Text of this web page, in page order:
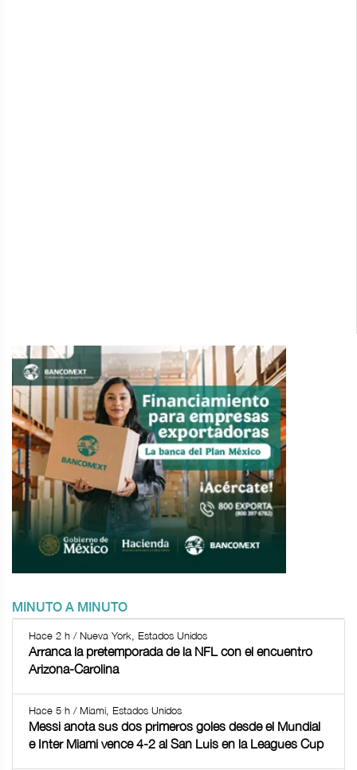
MINUTO A MINUTO
Hace 2 h / Nueva York, Estados Unidos
Arranca la pretemporada de la NFL con el encuentro
Arizona-Carolina
Hace 5 h / Miami, Estados Unidos
Messi anota sus dos primeros goles desde el Mundial
e Inter Miami vence 4-2 al San Luis en la Leagues Cup